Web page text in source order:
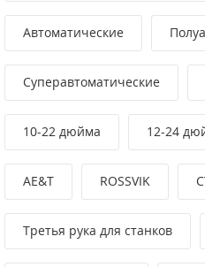
Автоматические
Суперавтоматические
10-22 дюйма 12-24
AE&T ROSSVIK
Третья рука для станков